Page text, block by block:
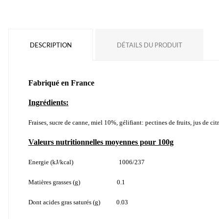
DESCRIPTION DÉTAILS DU PRODUIT
Fabriqué en France
Ingrédients:
Fraises, sucre de canne, miel 10%, gélifiant: pectines de fruits, jus de
Valeurs nutritionnelles moyennes pour 100g
Energie (kJ/kcal) 1006/237
Matières grasses (g) 0.1
Dont acides gras saturés (g) 0.03